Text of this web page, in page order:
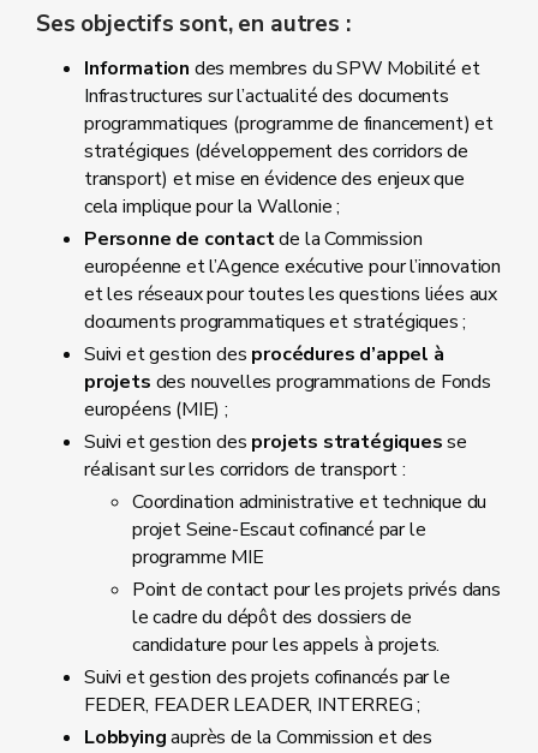
Ses objectifs sont, en autres :
Information des membres du SPW Mobilité et
Infrastructures sur l’actualité des documents
programmatiques (programme de financement) et
stratégiques (développement des corridors de
transport) et mise en évidence des enjeux que
cela implique pour la Wallonie ;
Personne de contactde la Commission
européenne et l’Agence exécutive pour l’innovation
et les réseaux pour toutes les questions liées aux
documents programmatiques et stratégiques ;
Suivi et gestion des procédures d’appel à
projets des nouvelles programmations de Fonds
européens (MIE) ;
Suivi et gestion des projets stratégiquesse
réalisant sur les corridors de transport :
Coordination administrative et technique du
projet Seine-Escaut cofinancé par le
programme MIE
Point de contact pour les projets privés dans
le cadre du dépôt des dossiers de
candidature pour les appels à projets.
Suivi et gestion des projets cofinancés par le
FEDER, FEADER LEADER, INTERREG ;
Lobbyingauprès de la Commission et des